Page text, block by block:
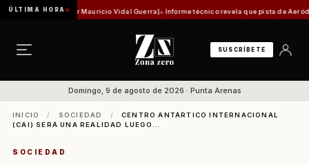
ÚLTIMA HORA
[Por Mauricio Vidal Guerra] Informe técnico revela que pista de Aeródromo
SUSCRÍBETE
Domingo, 9 de agosto de 2026 · Punta Arenas
INICIO / SOCIEDAD /
CENTRO ANTÁRTICO INTERNACIONAL
(CAI) SERÁ UNA REALIDAD LUEGO...
SOCIEDAD